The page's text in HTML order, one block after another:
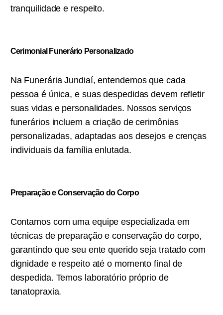
tranquilidade e respeito.
Cerimonial Funerário Personalizado
Na Funerária Jundiaí, entendemos que cada
pessoa é única, e suas despedidas devem refletir
suas vidas e personalidades. Nossos serviços
funerários incluem a criação de cerimônias
personalizadas, adaptadas aos desejos e crenças
individuais da família enlutada.
Preparação e Conservação do Corpo
Contamos com uma equipe especializada em
técnicas de preparação e conservação do corpo,
garantindo que seu ente querido seja tratado com
dignidade e respeito até o momento final de
despedida. Temos laboratório próprio de
tanatopraxia.